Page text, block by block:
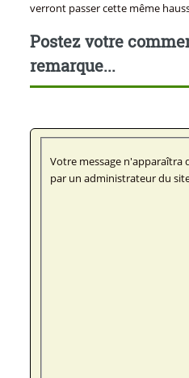
verront passer cette même
Postez votre
remarque...
Votre message n'apparaîtra
par un administrateur du